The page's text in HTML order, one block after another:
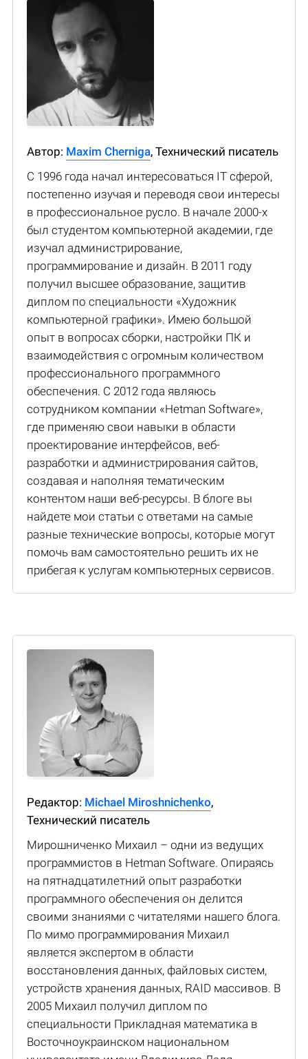
Автор: Maxim Cherniga, Технический писатель
С 1996 года начал интересоваться IT сферой,
постепенно изучая и переводя свои интересы
в профессиональное русло. В начале 2000-х
был студентом компьютерной академии, где
изучал администрирование,
программирование и дизайн. В 2011 году
получил высшее образование, защитив
диплом по специальности «Художник
компьютерной графики». Имею большой
опыт в вопросах сборки, настройки ПК и
взаимодействия с огромным количеством
профессионального программного
обеспечения. С 2012 года являюсь
сотрудником компании «Hetman Software»,
где применяю свои навыки в области
проектирование интерфейсов, веб-
разработки и администрирования сайтов,
создавая и наполняя тематическим
контентом наши веб-ресурсы. В блоге вы
найдете мои статьи с ответами на самые
разные технические вопросы, которые могут
помочь вам самостоятельно решить их не
прибегая к услугам компьютерных сервисов.
Редактор: Michael Miroshnichenko,
Технический писатель
Мирошниченко Михаил – одни из ведущих
программистов в Hetman Software. Опираясь
на пятнадцатилетний опыт разработки
программного обеспечения он делится
своими знаниями с читателями нашего блога.
По мимо программирования Михаил
является экспертом в области
восстановления данных, файловых систем,
устройств хранения данных, RAID массивов. В
2005 Михаил получил диплом по
специальности Прикладная математика в
Восточноукраинском национальном